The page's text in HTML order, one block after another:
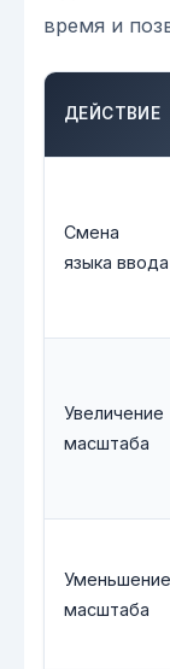
время и
ДЕЙСТВИЕ
Смена
языка ввода
Увеличение
масштаба
Уменьшение
масштаба